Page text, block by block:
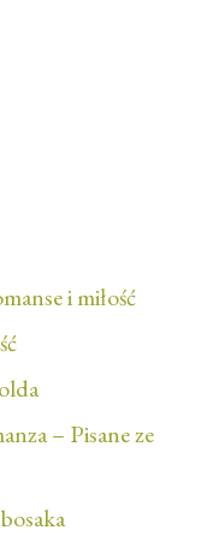
i miłość
– Pisane ze